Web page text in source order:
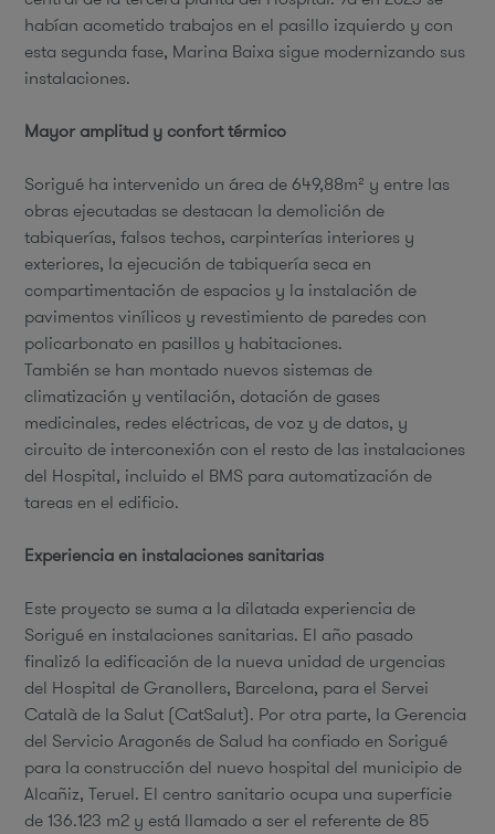
habían acometido trabajos en el pasillo izquierdo y con
esta segunda fase, Marina Baixa sigue modernizando sus
instalaciones.
Mayor amplitud y confort térmico
Sorigué ha intervenido un área de 649,88m² y entre las
obras ejecutadas se destacan la demolición de
tabiquerías, falsos techos, carpinterías interiores y
exteriores, la ejecución de tabiquería seca en
compartimentación de espacios y la instalación de
pavimentos vinílicos y revestimiento de paredes con
policarbonato en pasillos y habitaciones.
También se han montado nuevos sistemas de
climatización y ventilación, dotación de gases
medicinales, redes eléctricas, de voz y de datos, y
circuito de interconexión con el resto de las instalaciones
del Hospital, incluido el BMS para automatización de
tareas en el edificio.
Experiencia en instalaciones sanitarias
Este proyecto se suma a la dilatada experiencia de
Sorigué en instalaciones sanitarias. El año pasado
finalizó la edificación de la nueva unidad de urgencias
del Hospital de Granollers, Barcelona, para el Servei
Català de la Salut (CatSalut). Por otra parte, la Gerencia
del Servicio Aragonés de Salud ha confiado en Sorigué
para la construcción del nuevo hospital del municipio de
Alcañiz, Teruel. El centro sanitario ocupa una superficie
de 136.123 m2 y está llamado a ser el referente de 85